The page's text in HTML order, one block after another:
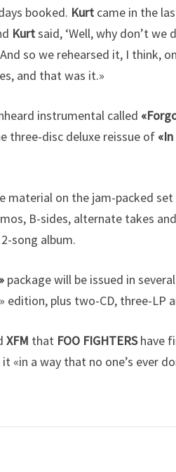
booked. Kurt came in the
Kurtsaid, ‘Well, why don’t
so we rehearsed it, I think,
and that was it.»
instrumental called
three-disc deluxe reissue of
material on the jam-packed
B-sides, alternate takes
song album.
package will be issued in
edition, plus two-CD, three-LP
XFM that FOO FIGHTERShave
«in a way that no one’s ever